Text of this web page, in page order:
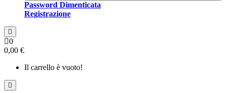
Password Dimenticata
Registrazione
0
0,00 €
Il carrello è vuoto!